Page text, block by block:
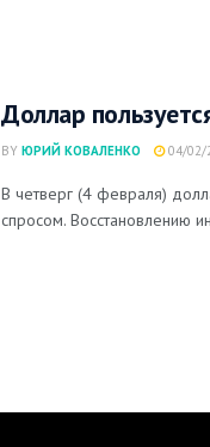
Доллар
BY ЮРИЙ КОВАЛЕНКО 04/02/
В четверг (4 февраля)
спросом. Восстановлению